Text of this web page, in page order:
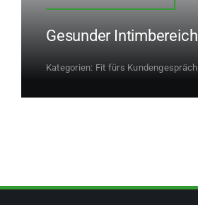
Gesunder Intimbereich
Kategorien: Fit fürs Kundengespräch